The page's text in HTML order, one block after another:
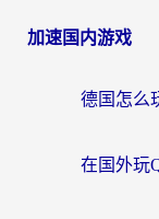
加速国内游戏